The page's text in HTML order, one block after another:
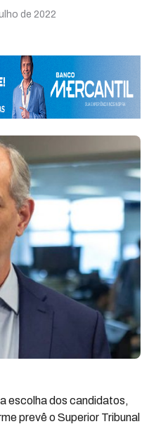
de 2022
escolha dos candidatos,
prevê o Superior Tribunal